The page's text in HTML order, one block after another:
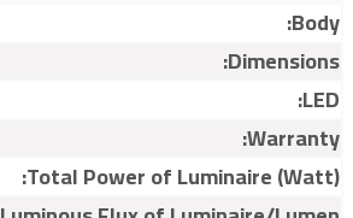
Body:
Dimensions:
LED:
Warranty:
Total Power of Luminaire (Watt):